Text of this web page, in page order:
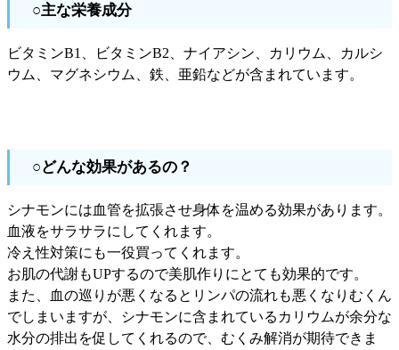
○主な栄養成分
ビタミンB1、ビタミンB2、ナイアシン、カリウム、カルシ
ウム、マグネシウム、鉄、亜鉛などが含まれています。
○どんな効果があるの？
シナモンには血管を拡張させ身体を温める効果があります。
血液をサラサラにしてくれます。
冷え性対策にも一役買ってくれます。
お肌の代謝もUPするので美肌作りにとても効果的です。
また、血の巡りが悪くなるとリンパの流れも悪くなりむくん
でしまいますが、シナモンに含まれているカリウムが余分な
水分の排出を促してくれるので、むくみ解消が期待できま